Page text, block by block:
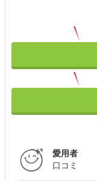
愛用者
口コミ